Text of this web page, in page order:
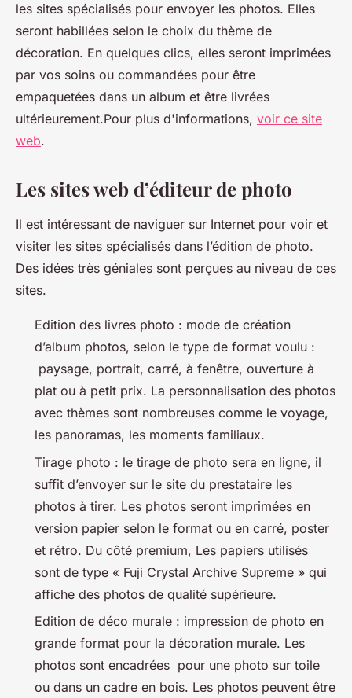
les sites spécialisés pour envoyer les photos. Elles
seront habillées selon le choix du thème de
décoration. En quelques clics, elles seront imprimées
par vos soins ou commandées pour être
empaquetées dans un album et être livrées
ultérieurement.Pour plus d'informations, voir ce site
web.
Les sites web d’éditeur de photo
Il est intéressant de naviguer sur Internet pour voir et
visiter les sites spécialisés dans l’édition de photo.
Des idées très géniales sont perçues au niveau de ces
sites.
Edition des livres photo : mode de création
d’album photos, selon le type de format voulu :
paysage, portrait, carré, à fenêtre, ouverture à
plat ou à petit prix. La personnalisation des photos
avec thèmes sont nombreuses comme le voyage,
les panoramas, les moments familiaux.
Tirage photo : le tirage de photo sera en ligne, il
suffit d’envoyer sur le site du prestataire les
photos à tirer. Les photos seront imprimées en
version papier selon le format ou en carré, poster
et rétro. Du côté premium, Les papiers utilisés
sont de type « Fuji Crystal Archive Supreme » qui
affiche des photos de qualité supérieure.
Edition de déco murale : impression de photo en
grande format pour la décoration murale. Les
photos sont encadrées pour une photo sur toile
ou dans un cadre en bois. Les photos peuvent être